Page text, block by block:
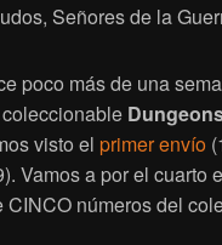
Señores de la
poco más de una
visto el primer envío
Vamos a por el cuarto
CINCO números del